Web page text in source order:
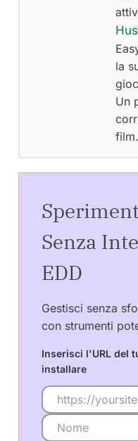
la
Un
film.
Senza
EDD
Gestisci senza
con strumenti
Inserisci l'URL del
installare